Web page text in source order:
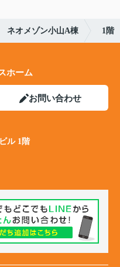
ネオメゾン小山A棟 1階
ホーム
お問い合わせ
ル 1階